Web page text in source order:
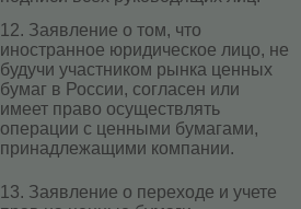
12. Заявление о том, что
иностранное юридическое лицо, не
будучи участником рынка ценных
бумаг в России, согласен или
имеет право осуществлять
операции с ценными бумагами,
принадлежащими компании.
13. Заявление о переходе и учете